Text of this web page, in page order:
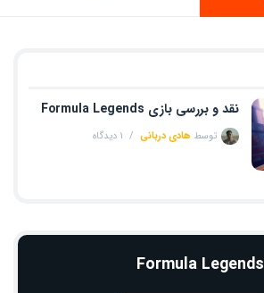
نقد و بررسی بازی Formula Legends
توسط هادی دربانی ۱ دیدگاه
Formula Legends